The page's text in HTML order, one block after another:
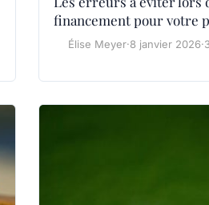
financement pour votre
Élise Meyer·8 janvier 2026·